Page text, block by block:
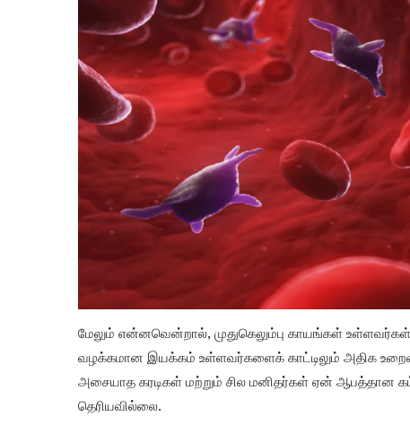
மேலும் என்னவென்றால், முதுகெலும்பு காயங்கள்
வழக்கமான இயக்கம் உள்ளவர்களைக் காட்டிலும் அதிக
அசையாத கரடிகள் மற்றும் சில மனிதர்கள் ஏன் ஆபத்தான
தெரியவில்லை.